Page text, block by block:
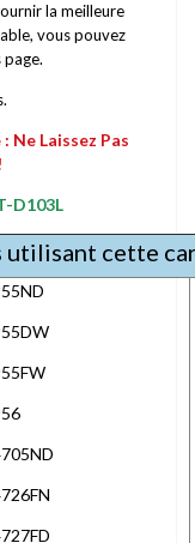
la meilleure
vous pouvez
Ne Laissez Pas
D103L
utilisant cette